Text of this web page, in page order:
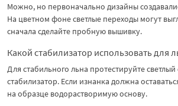
Можно, но первоначально дизайны
На цветном фоне светлые переходы могут
сначала сделайте пробную вышивку.
Какой стабилизатор использовать для
Для стабильного льна протестируйте
стабилизатор. Если изнанка должна
на образце водорастворимую основу.